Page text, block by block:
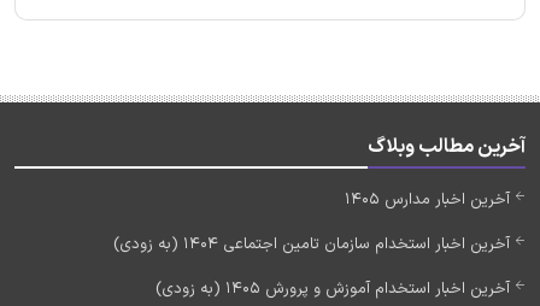
آخرین مطالب وبلاگ
آخرین اخبار مدارس 1405
آخرین اخبار استخدام سازمان تامین اجتماعی 1404 (به زودی)
آخرین اخبار استخدام آموزش و پرورش 1405 (به زودی)